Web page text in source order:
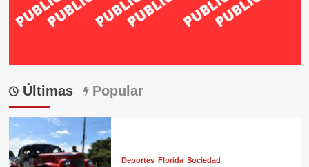
Últimas Popular
Deportes Florida Sociedad